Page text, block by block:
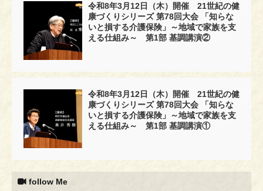
令和8年3月12日（木）開催 21世紀の健
康づくりシリーズ 第78回大会 「知らな
いと損する介護保険」～地域で家族を支
える仕組み～ 第1部 基調講演②
令和8年3月12日（木）開催 21世紀の健
康づくりシリーズ 第78回大会 「知らな
いと損する介護保険」～地域で家族を支
える仕組み～ 第1部 基調講演①
follow Me